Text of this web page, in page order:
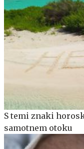
S temi znaki
samotnem otoku